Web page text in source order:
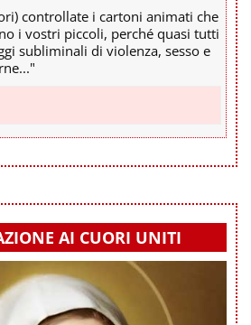
controllate i cartoni animati che
i vostri piccoli, perché quasi tutti
subliminali di violenza, sesso e
AI CUORI UNITI